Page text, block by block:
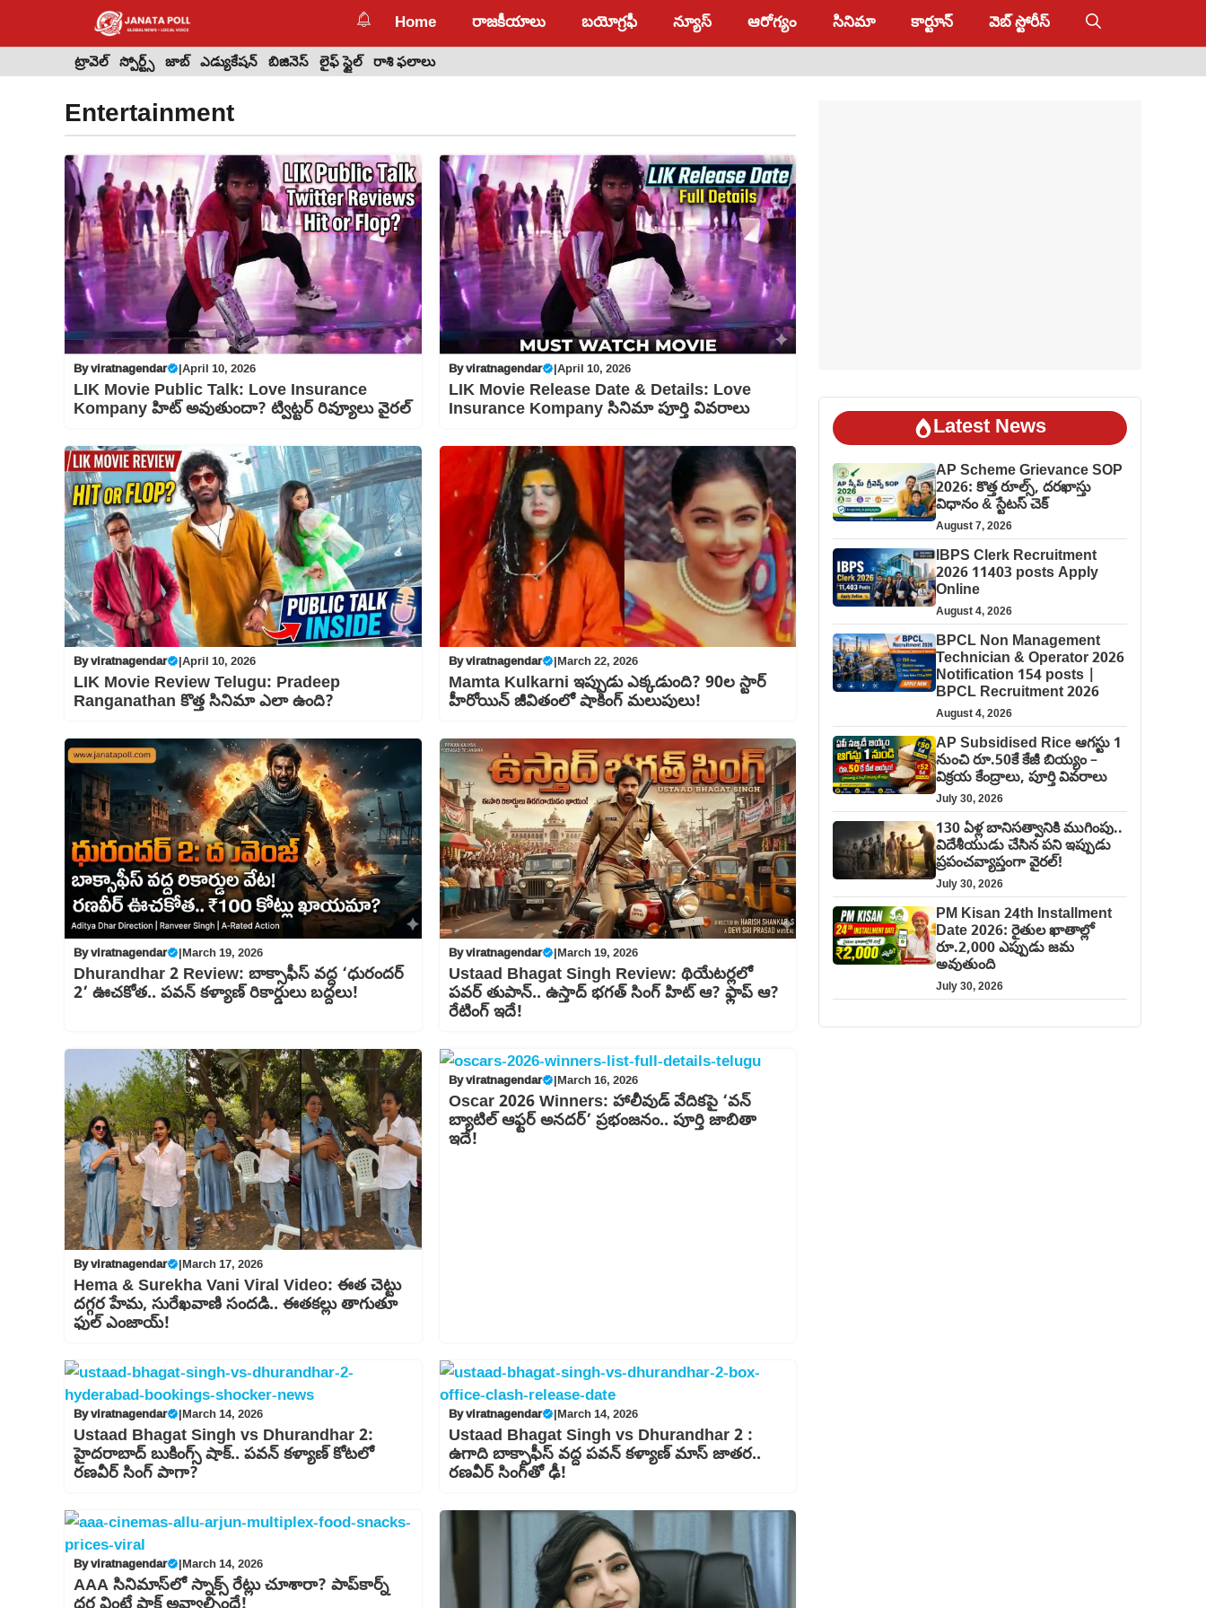
content
Home రాజకీయాలు బయోగ్రఫీ న్యూస్ ఆరోగ్యం సినిమా కార్టూన్ వెబ్ స్టోరీస్
ట్రావెల్ స్పోర్ట్స్ జాబ్ ఎడ్యుకేషన్ బిజినెస్ లైఫ్ స్టైల్ రాశి ఫలాలు
Entertainment
Byviratnagendar |April 10, 2026
LIK Movie Public Talk: Love Insurance
Kompany హిట్ అవుతుందా? ట్విట్టర్ రివ్యూలు వైరల్
Byviratnagendar |April 10, 2026
LIK Movie Release Date & Details: Love
Insurance Kompany సినిమా పూర్తి వివరాలు
Byviratnagendar |April 10, 2026
LIK Movie Review Telugu: Pradeep
Ranganathan కొత్త సినిమా ఎలా ఉంది?
Byviratnagendar |March 22, 2026
Mamta Kulkarni ఇప్పుడు ఎక్కడుంది? 90ల స్టార్
హీరోయిన్ జీవితంలో షాకింగ్ మలుపులు!
Byviratnagendar |March 19, 2026
Dhurandhar 2 Review: బాక్సాఫీస్ వద్ద ‘ధురందర్
2’ ఊచకోత.. పవన్ కళ్యాణ్ రికార్డులు బద్దలు!
Byviratnagendar |March 19, 2026
Ustaad Bhagat Singh Review: థియేటర్లలో
పవర్ తుపాన్.. ఉస్తాద్ భగత్ సింగ్ హిట్ ఆ? ఫ్లాప్ ఆ?
రేటింగ్ ఇదే!
Byviratnagendar |March 17, 2026
Hema & Surekha Vani Viral Video: ఈత చెట్టు
దగ్గర హేమ, సురేఖవాణి సందడి.. ఈతకల్లు తాగుతూ
ఫుల్ ఎంజాయ్!
Byviratnagendar |March 16, 2026
Oscar 2026 Winners: హాలీవుడ్ వేదికపై ‘వన్
బ్యాటిల్ ఆఫ్టర్ అనదర్’ ప్రభంజనం.. పూర్తి జాబితా
ఇదే!
Byviratnagendar |March 14, 2026
Ustaad Bhagat Singh vs Dhurandhar 2:
హైదరాబాద్ బుకింగ్స్ షాక్.. పవన్ కళ్యాణ్ కోటలో
రణవీర్ సింగ్ పాగా?
Byviratnagendar |March 14, 2026
Ustaad Bhagat Singh vs Dhurandhar 2 :
ఉగాది బాక్సాఫీస్ వద్ద పవన్ కళ్యాణ్ మాస్ జాతర..
రణవీర్ సింగ్‌తో ఢీ!
Byviratnagendar |March 14, 2026
AAA సినిమాస్‌లో స్నాక్స్ రేట్లు చూశారా? పాప్‌కార్న్
Latest News
AP Scheme Grievance SOP
2026: కొత్త రూల్స్, దరఖాస్తు
విధానం & స్టేటస్ చెక్
August 7, 2026
IBPS Clerk Recruitment
2026 11403 posts Apply
Online
August 4, 2026
BPCL Non Management
Technician & Operator 2026
Notification 154 posts |
BPCL Recruitment 2026
August 4, 2026
AP Subsidised Rice ఆగస్టు 1
నుంచి రూ.50కే కేజీ బియ్యం –
విక్రయ కేంద్రాలు, పూర్తి వివరాలు
July 30, 2026
130 ఏళ్ల బానిసత్వానికి ముగింపు..
విదేశీయుడు చేసిన పని ఇప్పుడు
ప్రపంచవ్యాప్తంగా వైరల్!
July 30, 2026
PM Kisan 24th Installment
Date 2026: రైతుల ఖాతాల్లో
రూ.2,000 ఎప్పుడు జమ
అవుతుంది
July 30, 2026